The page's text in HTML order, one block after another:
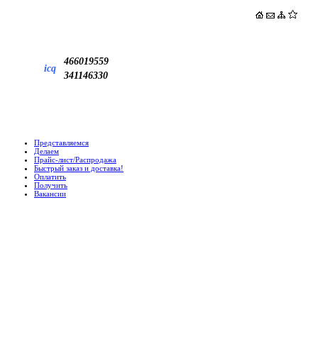
icq
466019559
341146330
Представляемся
Делаем
Прайс-лист/Распродажа
Быстрый заказ и доставка!
Оплатить
Получить
Вакансии